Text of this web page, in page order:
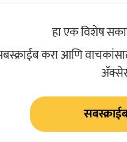
हा एक विशेष
करा आणि